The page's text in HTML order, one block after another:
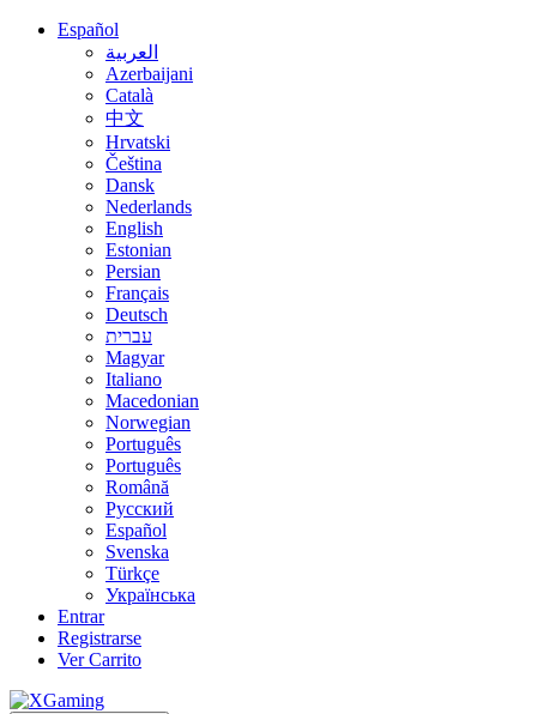
Español
العربية
Azerbaijani
Català
中文
Hrvatski
Čeština
Dansk
Nederlands
English
Estonian
Persian
Français
Deutsch
עברית
Magyar
Italiano
Macedonian
Norwegian
Português
Português
Română
Русский
Español
Svenska
Türkçe
Українська
Entrar
Registrarse
Ver Carrito